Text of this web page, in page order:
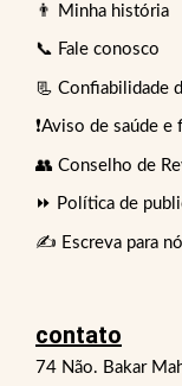
👨 Minha história
📞 Fale conosco
📃 Confiabilidade
❗Aviso de saúde e
👥 Conselho de
⏩ Política de
✍️ Escreva para
contato
74 Não. Bakar